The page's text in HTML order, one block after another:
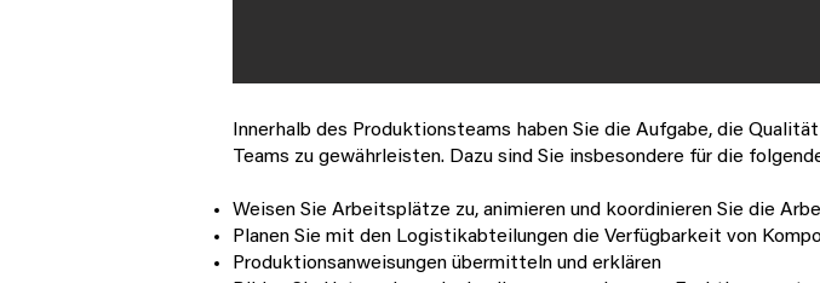
Innerhalb des Produktionsteams haben Sie die Aufgabe, die
Teams zu gewährleisten. Dazu sind Sie insbesondere für die
Weisen Sie Arbeitsplätze zu, animieren und koordinieren Sie die
Planen Sie mit den Logistikabteilungen die Verfügbarkeit von
Produktionsanweisungen übermitteln und erklären